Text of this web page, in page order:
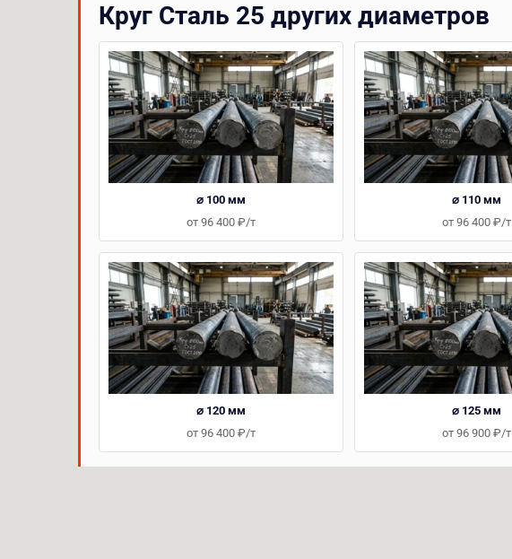
Круг Сталь 25 других диаметров
⌀ 100 мм
от 96 400 ₽/т
⌀ 110 мм
от 96 400 ₽/т
⌀ 120 мм
от 96 400 ₽/т
⌀ 125 мм
от 96 900 ₽/т